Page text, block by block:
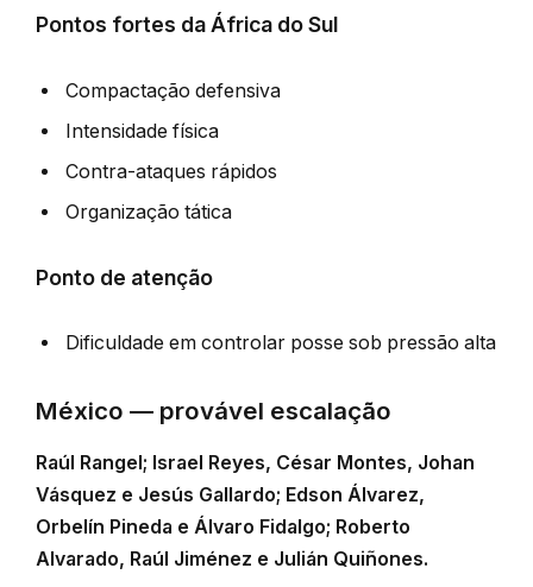
Pontos fortes da África do Sul
Compactação defensiva
Intensidade física
Contra-ataques rápidos
Organização tática
Ponto de atenção
Dificuldade em controlar posse sob pressão alta
México — provável escalação
Raúl Rangel; Israel Reyes, César Montes, Johan
Vásquez e Jesús Gallardo; Edson Álvarez,
Orbelín Pineda e Álvaro Fidalgo; Roberto
Alvarado, Raúl Jiménez e Julián Quiñones.